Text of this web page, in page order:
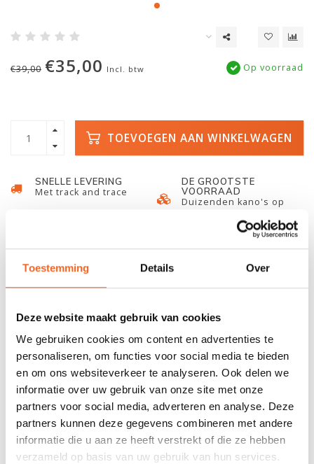
Toestemming Details Over
Deze website maakt gebruik van cookies
We gebruiken cookies om content en advertenties te
personaliseren, om functies voor social media te bieden
en om ons websiteverkeer te analyseren. Ook delen we
informatie over uw gebruik van onze site met onze
partners voor social media, adverteren en analyse. Deze
partners kunnen deze gegevens combineren met andere
informatie die u aan ze heeft verstrekt of die ze hebben
verzameld op basis van uw gebruik van hun services.
€39,00 €35,00 Incl. btw Op voorraad
TOEVOEGEN AAN WINKELWAGEN
SNELLE LEVERING
Met track and trace
DE GROOTSTE
VOORRAAD
Duizenden kano's op
678 GOOGLE REVIEWS
sterren
PROEFVAART
Bij onze showroom
INFORMATIE
De RTM Kniebanden kunnen aan de D-ringen aan de zijkanten
van uw Sit-On-Top kajak gemonteerd worden. Door uw knieën
onder deze banden te plaatsen kunt u zich zelf extra
schrapzetten.